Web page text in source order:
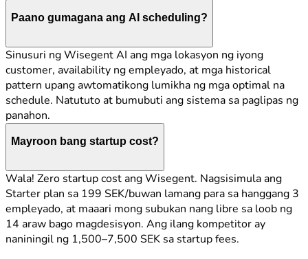
Paano gumagana ang AI scheduling?
Sinusuri ng Wisegent AI ang mga lokasyon ng iyong
customer, availability ng empleyado, at mga historical
pattern upang awtomatikong lumikha ng mga optimal na
schedule. Natututo at bumubuti ang sistema sa paglipas ng
panahon.
Mayroon bang startup cost?
Wala! Zero startup cost ang Wisegent. Nagsisimula ang
Starter plan sa 199 SEK/buwan lamang para sa hanggang 3
empleyado, at maaari mong subukan nang libre sa loob ng
14 araw bago magdesisyon. Ang ilang kompetitor ay
naniningil ng 1,500–7,500 SEK sa startup fees.